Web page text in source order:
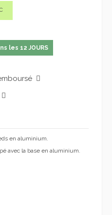
les 12 JOURS
en aluminium.
avec la base en aluminium.